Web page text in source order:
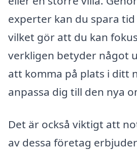
experter kan du spara
vilket gör att du kan
verkligen betyder något
att komma på plats i ditt
anpassa dig till den nya
Det är också viktigt att
av dessa företag